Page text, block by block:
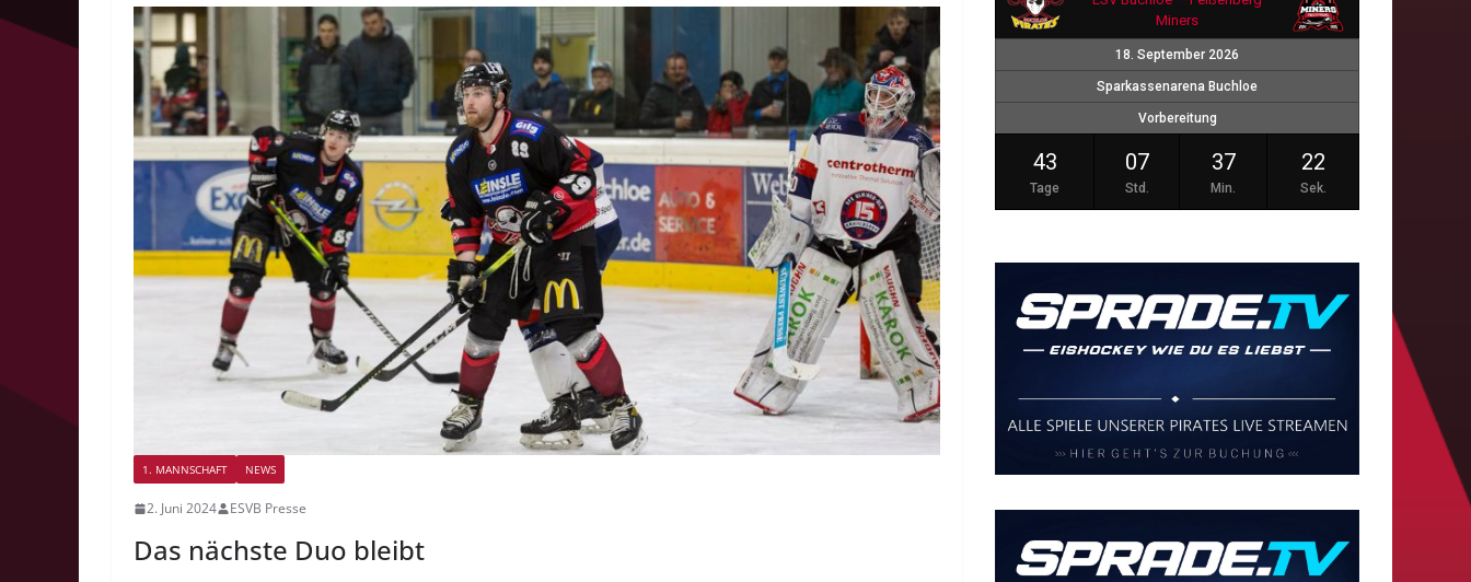
1. MANNSCHAFT NEWS
2. Juni 2024 ESVB Presse
Das nächste Duo bleibt
Miners
18. September 2026
Sparkassenarena Buchloe
Vorbereitung
43
Tage
07
Std.
37
Min.
21
Sek.